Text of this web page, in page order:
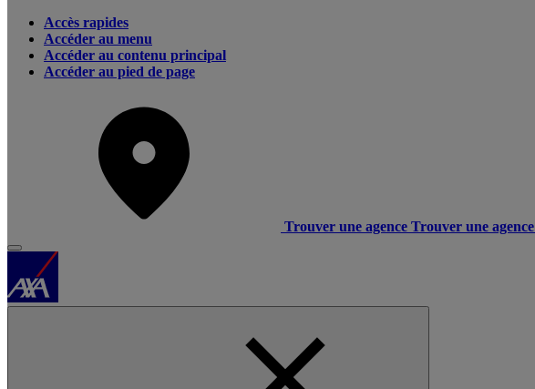
Accès rapides
Accéder au menu
Accéder au contenu principal
Accéder au pied de page
Trouver une agence Trouver une agence